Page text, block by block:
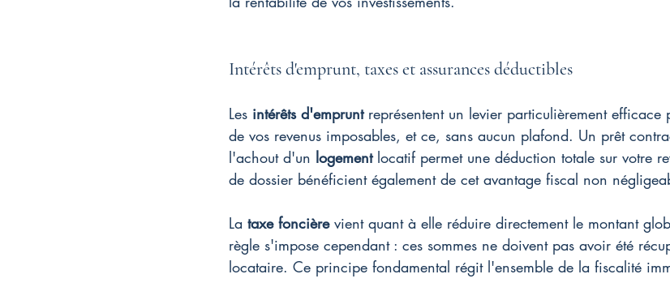
Intérêts d'emprunt, taxes et assurances déductibles
Les intérêts d'emprunt représentent un levier particulièrement efficace
de vos revenus imposables, et ce, sans aucun plafond. Un prêt
l'achout d'un logement locatif permet une déduction totale sur votre
de dossier bénéficient également de cet avantage fiscal non
La taxe foncière vient quant à elle réduire directement le montant
règle s'impose cependant : ces sommes ne doivent pas avoir été
locataire. Ce principe fondamental régit l'ensemble de la fiscalité